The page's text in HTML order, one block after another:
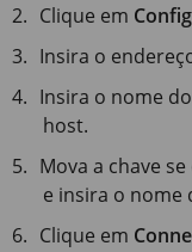
Clique em
Insira o
Insira o nome
host.
Mova a chave
e insira o nome
Clique em